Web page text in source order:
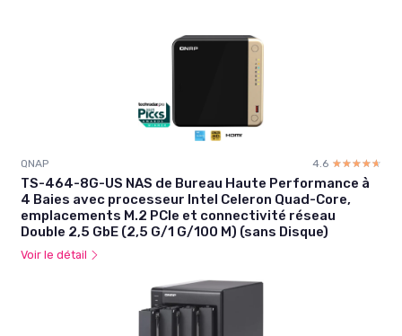
QNAP 4.6 ☆☆☆☆☆
★★★★★
TS-464-8G-US NAS de Bureau Haute Performance à
4 Baies avec processeur Intel Celeron Quad-Core,
emplacements M.2 PCIe et connectivité réseau
Double 2,5 GbE (2,5 G/1 G/100 M) (sans Disque)
Voir le détail